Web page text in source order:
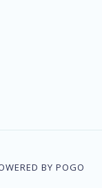
BY POGO